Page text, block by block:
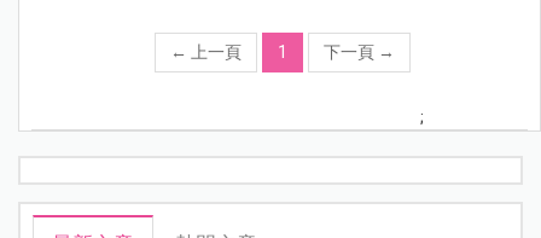
← 上一頁 1 下一頁 →
;